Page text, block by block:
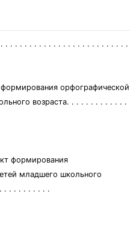
. . . . . . . . . . . . . . . . . . . . . . . . . .
орфографической
возраста. . . . . . . . . . . . .
формирования
младшего школьного
. . . . . . . . . .